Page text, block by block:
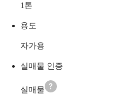
1 톤
용도
자가용
실매물 인증
실매물